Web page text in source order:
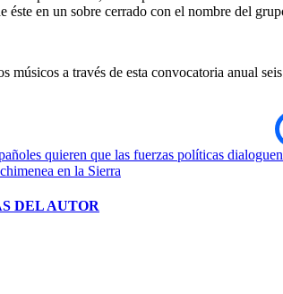
en un sobre cerrado con el nombre del
músicos a través de esta convocatoria anual
quieren que las fuerzas políticas
en la Sierra
DEL AUTOR